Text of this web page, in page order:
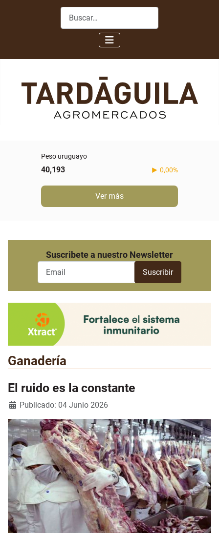
Buscar
Peso uruguayo
40,193 0,00%
Ver más
Suscribete a nuestro Newsletter
Ganadería
El ruido es la constante
Detalles
Publicado: 04 Junio 2026